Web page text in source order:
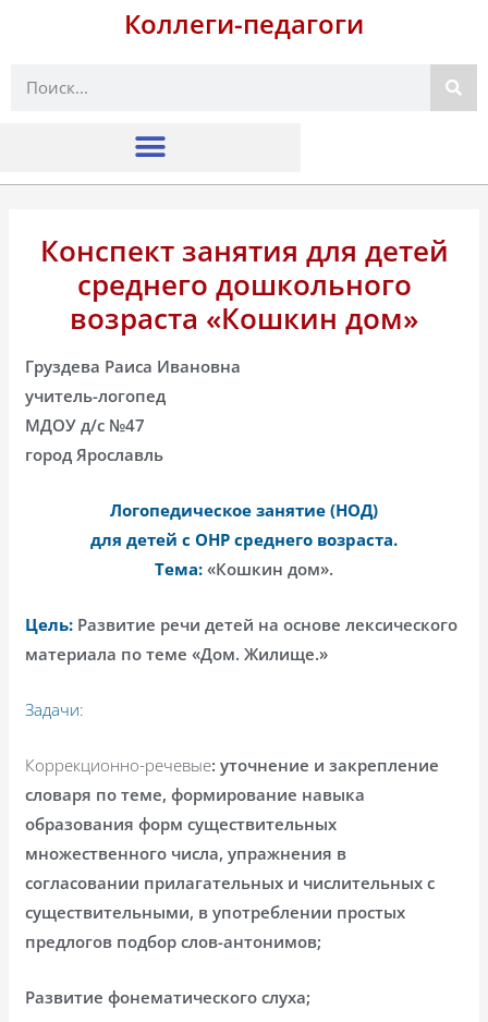
Коллеги-педагоги
Поиск
Конспект занятия для детей
среднего дошкольного
возраста «Кошкин дом»
Груздева Раиса Ивановна
учитель-логопед
МДОУ д/с №47
город Ярославль
Логопедическое занятие (НОД)
для детей с ОНР среднего возраста.
Тема: «Кошкин дом».
Цель: Развитие речи детей на основе лексического
материала по теме «Дом. Жилище.»
Задачи:
Коррекционно-речевые: уточнение и закрепление
словаря по теме, формирование навыка
образования форм существительных
множественного числа, упражнения в
согласовании прилагательных и числительных с
существительными, в употреблении простых
предлогов подбор слов-антонимов;
Развитие фонематического слуха;